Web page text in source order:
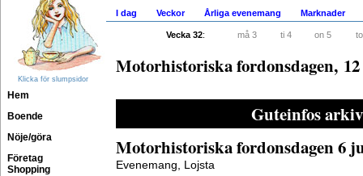
Klicka för slumpsidor
Hem
Boende
Nöje/göra
Företag
Shopping
I dag Veckor Årliga evenemang Marknader
Vecka 32: må 3 ti 4 on 5
Motorhistoriska fordonsdagen,
Guteinfos arkiv
Motorhistoriska fordonsdagen 6
Evenemang, Lojsta